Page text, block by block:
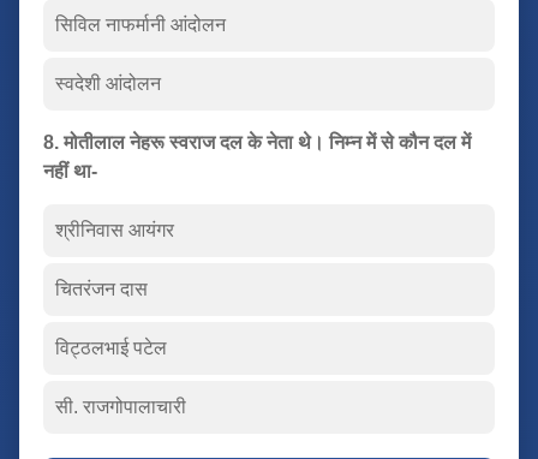
सिविल नाफर्मानी आंदोलन
स्वदेशी आंदोलन
8. मोतीलाल नेहरू स्वराज दल के नेता थे। निम्न में से कौन दल में
नहीं था-
श्रीनिवास आयंगर
चितरंजन दास
विट्ठलभाई पटेल
सी. राजगोपालाचारी